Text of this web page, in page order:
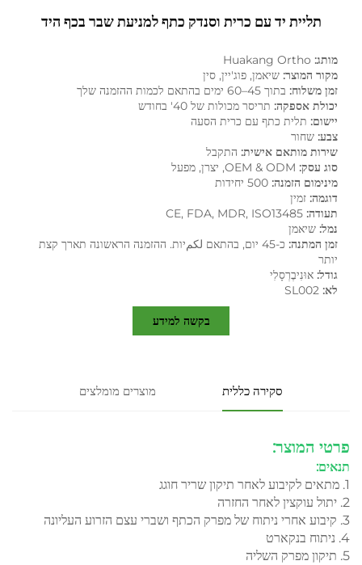
תליית יד עם כרית וסנדק כתף למניעת שבר בכף היד
מותג: Huakang Ortho
מקור המוצר: שיאמן, פוג'יין, סין
זמן משלוח: בתוך 45–60 ימים בהתאם לכמות ההזמנה שלך
יכולת אספקה: תריסר מכולות של 40' בחודש
יישום: תלית כתף עם כרית הסעה
צבע: שחור
שירות מותאם אישית: התקבל
סוג עסק: OEM & ODM, יצרן, מפעל
מינימום הזמנה: 500 יחידות
דוגמה: זמין
תעודה: CE, FDA, MDR, ISO13485
נמל: שיאמן
זמן המתנה:
כ-45 יום, בהתאם لكمיות. ההזמנה הראשונה תארך קצת
יותר
גודל: אוּנִיבֶרְסָלִי
לא: SL002
בקשה למידע
סקירה כללית מוצרים מומלצים
פרטי המוצר:
תנאים:
1. מתאים לקיבוע לאחר תיקון שריר חוגג
2. יתול עוקצין לאחר החזרה
3. קיבוע אחרי ניתוח של מפרק הכתף ושברי עצם הזרוע העליונה
4. ניתוח בנקארט
5. תיקון מפרק השליה